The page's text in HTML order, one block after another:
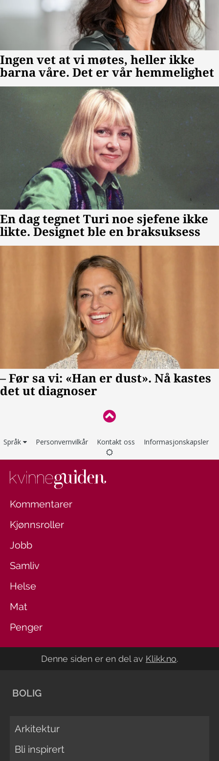
Språk Personvernvilkår Kontakt oss Informasjonskapsler
Kommentarer
Kjønnsroller
Jobb
Samliv
Helse
Mat
Penger
Denne siden er en del av Klikk.no.
BOLIG
Arkitektur
Bli inspirert